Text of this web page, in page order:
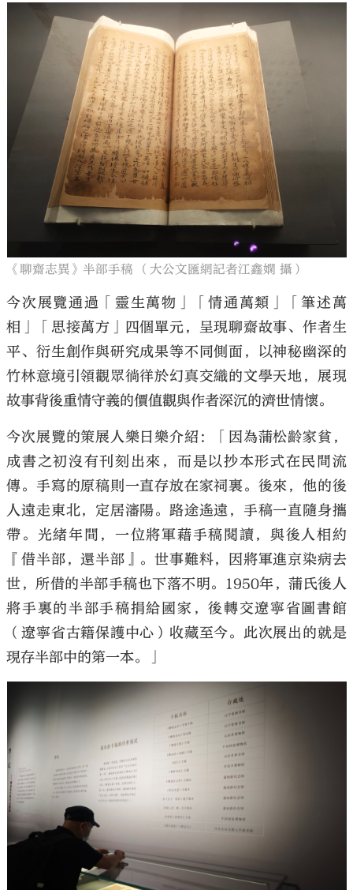
《聊齋志異》半部手稿 （大公文匯網記者江鑫嫻 攝）
今次展覽通過「靈生萬物」「情通萬類」「筆述萬
相」「思接萬方」四個單元，呈現聊齋故事、作者生
平、衍生創作與研究成果等不同側面，以神秘幽深的
竹林意境引領觀眾徜徉於幻真交織的文學天地，展現
故事背後重情守義的價值觀與作者深沉的濟世情懷。
今次展覽的策展人樂日樂介紹：「因為蒲松齡家貧，
成書之初沒有刊刻出來，而是以抄本形式在民間流
傳。手寫的原稿則一直存放在家祠裏。後來，他的後
人遠走東北，定居瀋陽。路途遙遠，手稿一直隨身攜
帶。光緒年間，一位將軍藉手稿閱讀，與後人相約
『借半部，還半部』。世事難料，因將軍進京染病去
世，所借的半部手稿也下落不明。1950年，蒲氏後人
將手裏的半部手稿捐給國家，後轉交遼寧省圖書館
（遼寧省古籍保護中心）收藏至今。此次展出的就是
現存半部中的第一本。」